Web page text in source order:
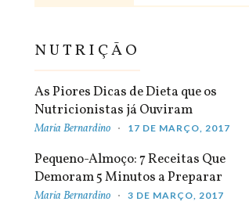
NUTRIÇÃO
As Piores Dicas de Dieta que os
Nutricionistas já Ouviram
Maria Bernardino 17 DE MARÇO, 2017
Pequeno-Almoço: 7 Receitas Que
Demoram 5 Minutos a Preparar
Maria Bernardino 3 DE MARÇO, 2017